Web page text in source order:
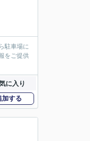
駐車場に
をご提供
に入り
加する